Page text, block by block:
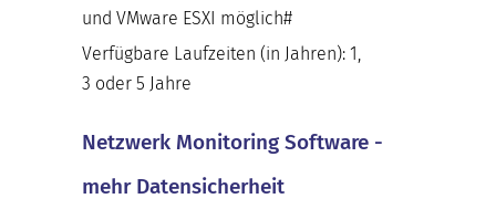
und VMware ESXI möglich#
Verfügbare Laufzeiten (in Jahren): 1,
3 oder 5 Jahre
Netzwerk Monitoring Software -
mehr Datensicherheit